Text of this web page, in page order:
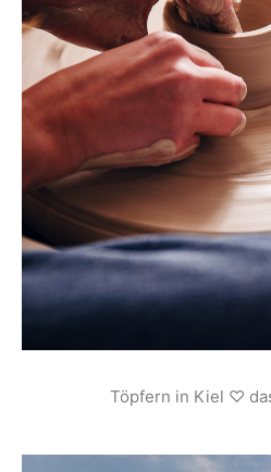
Töpfern in Kiel ♡